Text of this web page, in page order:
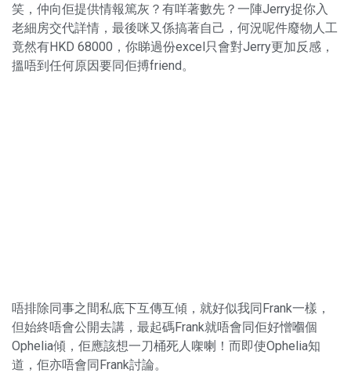
笑，仲向佢提供情報篤灰？有咩著數先？一陣Jerry捉你入
老細房交代詳情，最後咪又係搞著自己，何況呢件廢物人工
竟然有HKD 68000，你睇過份excel只會對Jerry更加反感，
搵唔到任何原因要同佢搏friend。
唔排除同事之間私底下互傳互傾，就好似我同Frank一樣，
但始終唔會公開去講，最起碼Frank就唔會同佢好憎嗰個
Ophelia傾，佢應該想一刀桶死人㗎喇！而即使Ophelia知
道，佢亦唔會同Frank討論。